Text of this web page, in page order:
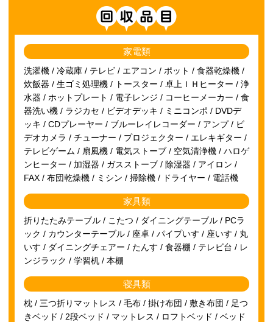
家電類
洗濯機 / 冷蔵庫 / テレビ / エアコン / ポット / 食器乾燥機 /
炊飯器 / 生ゴミ処理機 / トースター / 卓上ＩＨヒーター / 浄
水器 / ホットプレート / 電子レンジ / コーヒーメーカー / 食
器洗い機 / ラジカセ / ビデオデッキ / ミニコンポ / DVDデ
ッキ / CDプレーヤー / ブルーレイレコーダー / アンプ / ビ
デオカメラ / チューナー / プロジェクター / エレキギター /
テレビゲーム / 扇風機 / 電気ストーブ / 空気清浄機 / ハロゲ
ンヒーター / 加湿器 / ガスストーブ / 除湿器 / アイロン /
FAX / 布団乾燥機 / ミシン / 掃除機 / ドライヤー / 電話機
家具類
折りたたみテーブル / こたつ / ダイニングテーブル / PCラ
ック / カウンターテーブル / 座卓 / パイプいす / 座いす / 丸
いす / ダイニングチェアー / たんす / 食器棚 / テレビ台 / レ
ンジラック / 学習机 / 本棚
寝具類
枕 / 三つ折りマットレス / 毛布 / 掛け布団 / 敷き布団 / 足つ
きベッド / 2段ベッド / マットレス / ロフトベッド / ベッド